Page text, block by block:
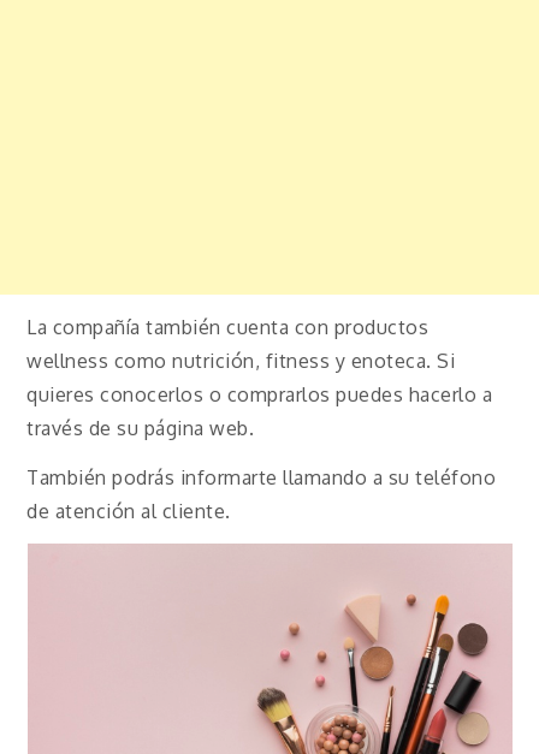
La compañía también cuenta con productos
wellness como nutrición, fitness y enoteca. Si
quieres conocerlos o comprarlos puedes hacerlo a
través de su página web.
También podrás informarte llamando a su teléfono
de atención al cliente.